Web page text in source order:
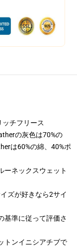
チフリース
の灰色は70%の
は60%の綿、40%ポ
ーネックスウェット
ズが好きなら2サイ
基準に従って評価さ
トンイニシアチブで